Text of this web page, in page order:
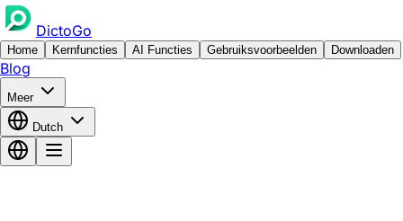
DictoGo
Home Kernfuncties AI Functies Gebruiksvoorbeelden Downloaden
Blog
Meer
Dutch